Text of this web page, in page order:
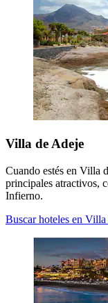
Villa de Adeje
Cuando estés en Villa
principales atractivos,
Infierno.
Buscar hoteles en